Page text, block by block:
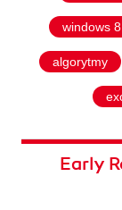
windows
algorytmy
Early